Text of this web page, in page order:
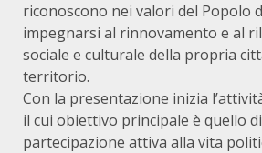
riconoscono nei valori del Popolo
impegnarsi al rinnovamento e al
sociale e culturale della propria
territorio.
Con la presentazione inizia
il cui obiettivo principale è quello
partecipazione attiva alla vita